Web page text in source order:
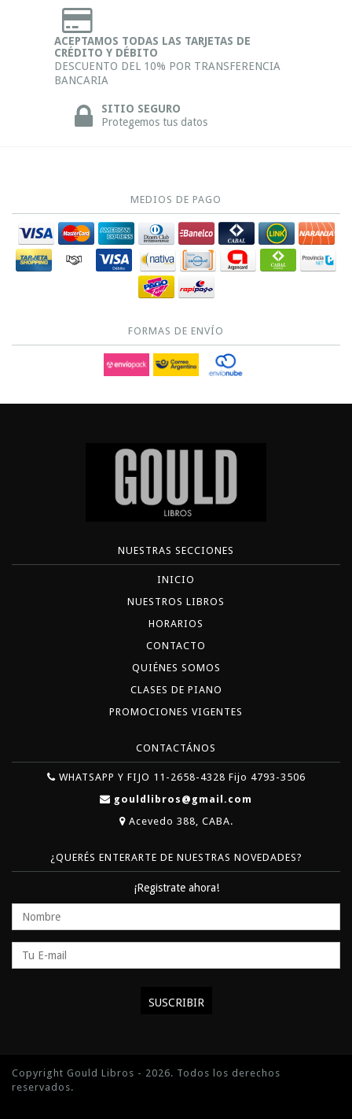
ACEPTAMOS TODAS LAS TARJETAS DE
CRÉDITO Y DÉBITO
DESCUENTO DEL 10% POR TRANSFERENCIA
BANCARIA
SITIO SEGURO
Protegemos tus datos
MEDIOS DE PAGO
FORMAS DE ENVÍO
NUESTRAS SECCIONES
INICIO
NUESTROS LIBROS
HORARIOS
CONTACTO
QUIÉNES SOMOS
CLASES DE PIANO
PROMOCIONES VIGENTES
CONTACTÁNOS
WHATSAPP Y FIJO 11-2658-4328 Fijo 4793-3506
gouldlibros@gmail.com
Acevedo 388, CABA.
¿QUERÉS ENTERARTE DE NUESTRAS NOVEDADES?
¡Registrate ahora!
Copyright Gould Libros - 2026. Todos los derechos
reservados.